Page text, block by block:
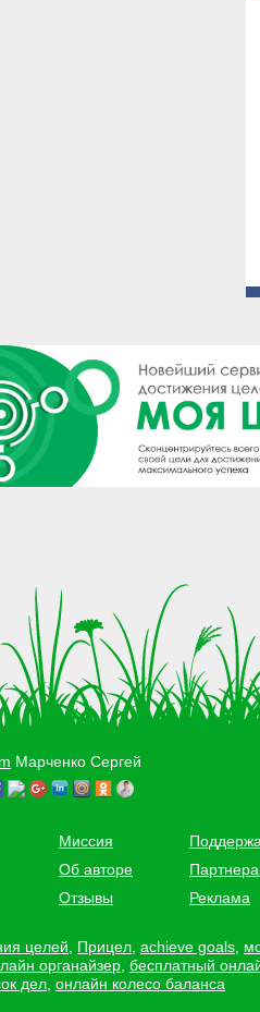
Марченко Сергей
Миссия
Об авторе
Отзывы
Реклама
целей Прицел achieve goals
органайзер бесплатный
дел онлайн колесо баланса